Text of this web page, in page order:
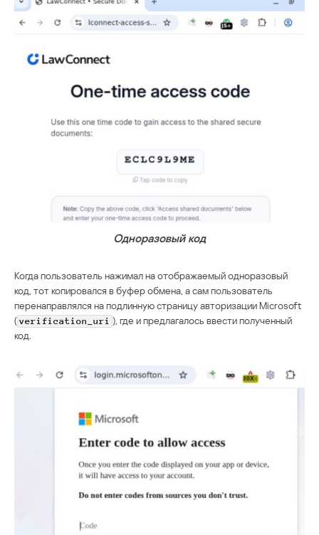
Одноразовый код
Когда пользователь нажимал на отображаемый одноразовый
код, тот копировался в буфер обмена, а сам пользователь
перенаправлялся на подлинную страницу авторизации Microsoft
( verification_uri ), где и предлагалось ввести полученный
код.